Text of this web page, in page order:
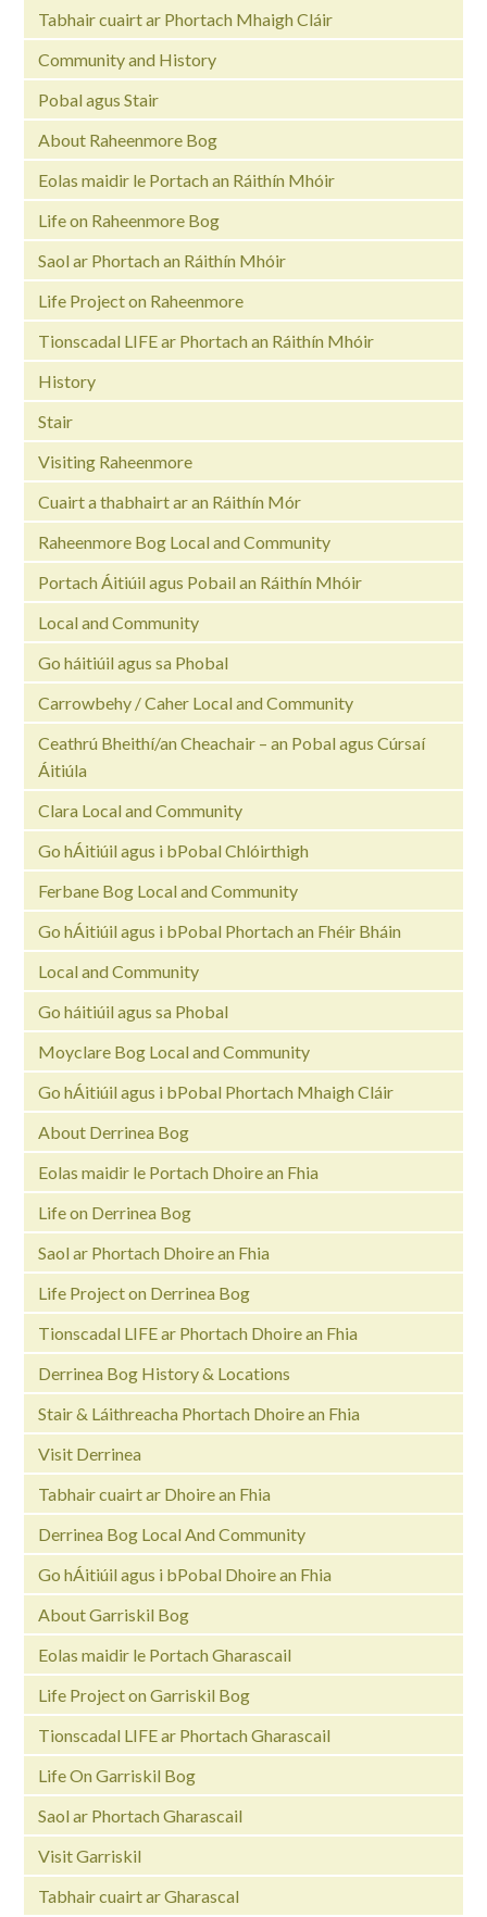
Tabhair cuairt ar Phortach Mhaigh Cláir
Community and History
Pobal agus Stair
About Raheenmore Bog
Eolas maidir le Portach an Ráithín Mhóir
Life on Raheenmore Bog
Saol ar Phortach an Ráithín Mhóir
Life Project on Raheenmore
Tionscadal LIFE ar Phortach an Ráithín Mhóir
History
Stair
Visiting Raheenmore
Cuairt a thabhairt ar an Ráithín Mór
Raheenmore Bog Local and Community
Portach Áitiúil agus Pobail an Ráithín Mhóir
Local and Community
Go háitiúil agus sa Phobal
Carrowbehy / Caher Local and Community
Ceathrú Bheithí/an Cheachair – an Pobal agus Cúrsaí
Áitiúla
Clara Local and Community
Go hÁitiúil agus i bPobal Chlóirthigh
Ferbane Bog Local and Community
Go hÁitiúil agus i bPobal Phortach an Fhéir Bháin
Local and Community
Go háitiúil agus sa Phobal
Moyclare Bog Local and Community
Go hÁitiúil agus i bPobal Phortach Mhaigh Cláir
About Derrinea Bog
Eolas maidir le Portach Dhoire an Fhia
Life on Derrinea Bog
Saol ar Phortach Dhoire an Fhia
Life Project on Derrinea Bog
Tionscadal LIFE ar Phortach Dhoire an Fhia
Derrinea Bog History & Locations
Stair & Láithreacha Phortach Dhoire an Fhia
Visit Derrinea
Tabhair cuairt ar Dhoire an Fhia
Derrinea Bog Local And Community
Go hÁitiúil agus i bPobal Dhoire an Fhia
About Garriskil Bog
Eolas maidir le Portach Gharascail
Life Project on Garriskil Bog
Tionscadal LIFE ar Phortach Gharascail
Life On Garriskil Bog
Saol ar Phortach Gharascail
Visit Garriskil
Tabhair cuairt ar Gharascal